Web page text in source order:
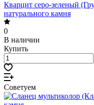
Кварцит серо-зеленый
натурального камня
0
В наличии
Купить
Советуем